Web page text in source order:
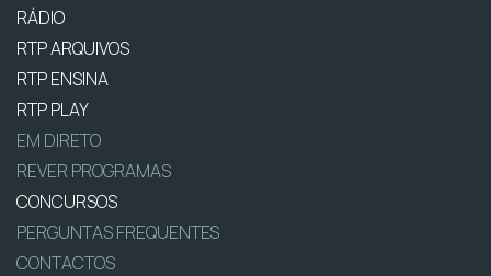
RÁDIO
RTP ARQUIVOS
RTP ENSINA
RTP PLAY
EM DIRETO
REVER PROGRAMAS
CONCURSOS
PERGUNTAS FREQUENTES
CONTACTOS